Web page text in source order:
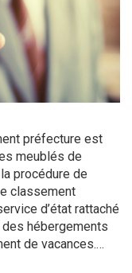
préfecture est
meublés de
procédure de
classement
d’état rattaché
hébergements
de vacances.…